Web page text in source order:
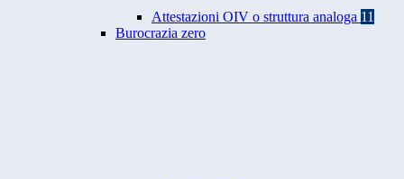
Attestazioni OIV o struttura analoga 11
Burocrazia zero